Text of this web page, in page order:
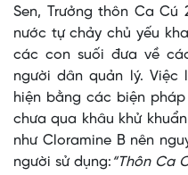
Sen, Trưởng thôn Ca Cú
nước tự chảy chủ yếu
các con suối đưa về
người dân quản lý.
hiện bằng các biện
chưa qua khâu khử
như Cloramine B nên
người sử dụng: “Thôn Ca